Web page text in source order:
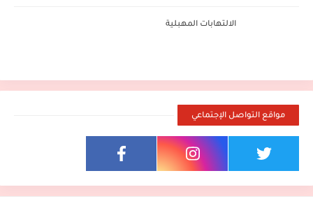
الالتهابات المهبلية
مواقع التواصل الإجتماعي